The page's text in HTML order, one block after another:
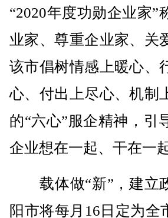
“2020年度功勋企业家
业家、尊重企业家、关
该市倡树情感上暖心、
心、付出上尽心、机制
的“六心”服企精神，引
企业想在一起、干在一起
载体做“新”，建立
阳市将每月16日定为全